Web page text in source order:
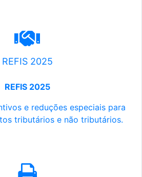
REFIS 2025
REFIS 2025
e reduções especiais para
tributários e não tributários.